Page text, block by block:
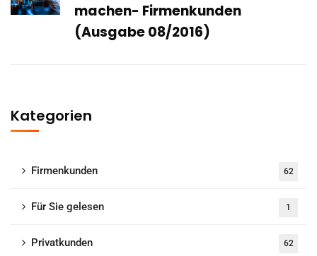
machen- Firmenkunden
(Ausgabe 08/2016)
Kategorien
Firmenkunden 62
Für Sie gelesen 1
Privatkunden 62